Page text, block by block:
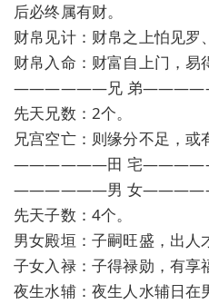
后必终属有财。
财帛见计：财帛之上怕见罗
财帛入命：财富自上门，易
——————兄 弟
先天兄数：2个。
兄宫空亡：则缘分不足，或
——————田 宅
——————男 女
先天子数：4个。
男女殿垣：子嗣旺盛，出人
子女入禄：子得禄勋，有享
夜生水辅：夜生人水辅日在